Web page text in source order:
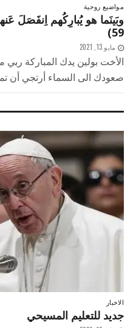
مواضيع روحية
59)
مايو 13, 2021
الأخت بولين يدك المباركة ربي
صعودك الى السماء أرتجي أن
الاخبار
جديد للتعليم المسيحي